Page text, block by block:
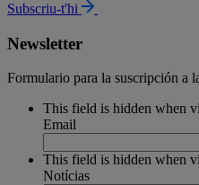
Subscriu-t'hi
Newsletter
Formulario para la suscripción a
This field is hidden when
Email
This field is hidden when
Notícias